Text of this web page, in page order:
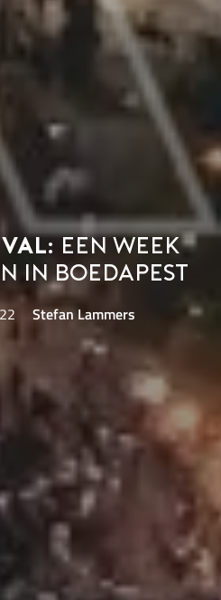
een week
in Boedapest
Stefan Lammers